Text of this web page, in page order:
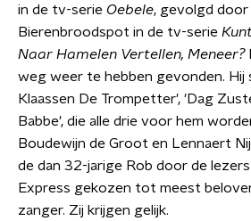
in de tv-serie Oebele, gevolgd
Bierenbroodspot in de tv-serie
Naar Hamelen Vertellen, Meneer?
weg weer te hebben gevonden.
Klaassen De Trompetter', 'Dag
Babbe', die alle drie voor hem
Boudewijn de Groot en Lennaert
de dan 32-jarige Rob door de
Express gekozen tot meest
zanger. Zij krijgen gelijk.